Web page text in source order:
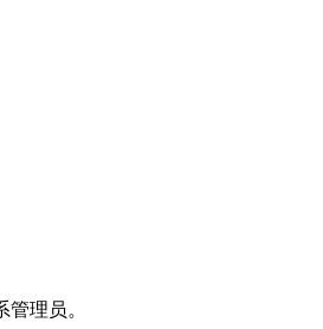
理员。